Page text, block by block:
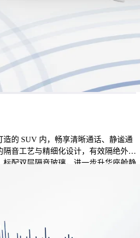
的 SUV 内，畅享清晰通话、静谧通
隔音工艺与精细化设计，有效隔绝外界
标配双层隔音玻璃，进一步升华座舱静